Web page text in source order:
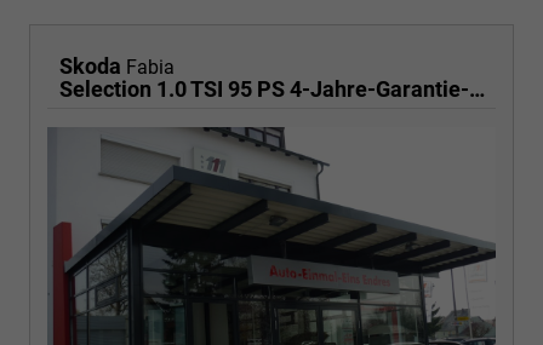
Skoda Fabia
Selection 1.0 TSI 95 PS 4-Jahre-Garantie-AppleCarPlay-AndroidAuto-LED-PDC-Sitzheizung-DAB-Klima